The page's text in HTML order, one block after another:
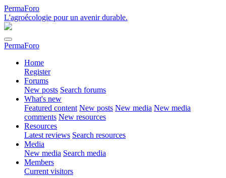
PermaForo
L'agroécologie pour un avenir durable.
PermaForo
Home
Register
Forums
New posts Search forums
What's new
Featured content New posts New media New media
comments New resources
Resources
Latest reviews Search resources
Media
New media Search media
Members
Current visitors